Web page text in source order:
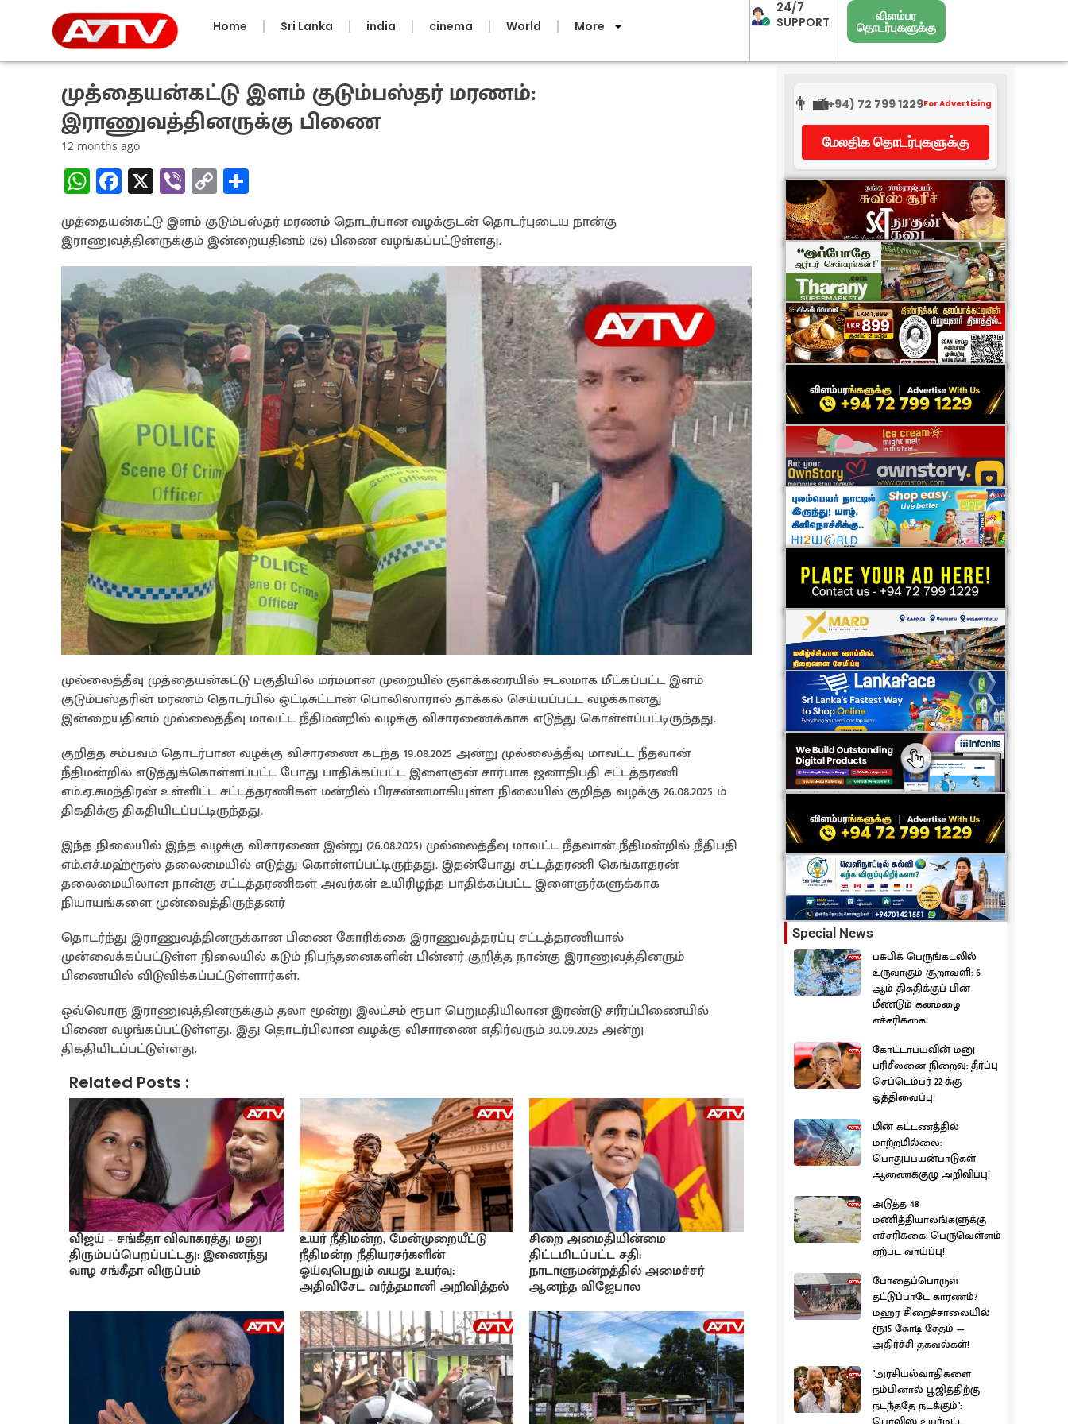
Home Sri Lanka india cinema World More
24/7
SUPPORT
விளம்பர
தொடர்புகளுக்கு
முத்தையன்கட்டு இளம் குடும்பஸ்தர் மரணம்:
இராணுவத்தினருக்கு பிணை
12 months ago
W
h
at
sA
p
p
Fa
ce
b
o
o
k
X Vi
b
er
C
o
py
Li
n
k
h
ar
e
முத்தையன்கட்டு இளம் குடும்பஸ்தர் மரணம் தொடர்பான வழக்குடன் தொடர்புடைய நான்கு
இராணுவத்தினருக்கும் இன்றையதினம் (26) பிணை வழங்கப்பட்டுள்ளது.
முல்லைத்தீவு முத்தையன்கட்டு பகுதியில் மர்மமான முறையில் குளக்கரையில் சடலமாக மீட்கப்பட்ட இளம்
குடும்பஸ்தரின் மரணம் தொடர்பில் ஒட்டிசுட்டான் பொலிஸாரால் தாக்கல் செய்யப்பட்ட வழக்கானது
இன்றையதினம் முல்லைத்தீவு மாவட்ட நீதிமன்றில் வழக்கு விசாரணைக்காக எடுத்து கொள்ளப்பட்டிருந்தது.
குறித்த சம்பவம் தொடர்பான வழக்கு விசாரணை கடந்த 19.08.2025 அன்று முல்லைத்தீவு மாவட்ட நீதவான்
நீதிமன்றில் எடுத்துக்கொள்ளப்பட்ட போது பாதிக்கப்பட்ட இளைஞன் சார்பாக ஜனாதிபதி சட்டத்தரணி
எம்.ஏ.சுமந்திரன் உள்ளிட்ட சட்டத்தரணிகள் மன்றில் பிரசன்னமாகியுள்ள நிலையில் குறித்த வழக்கு 26.08.2025 ம்
திகதிக்கு திகதியிடப்பட்டிருந்தது.
இந்த நிலையில் இந்த வழக்கு விசாரணை இன்று (26.08.2025) முல்லைத்தீவு மாவட்ட நீதவான் நீதிமன்றில் நீதிபதி
எம்.எச்.மஹ்ரூஸ் தலைமையில் எடுத்து கொள்ளப்பட்டிருந்தது. இதன்போது சட்டத்தரணி கெங்காதரன்
தலைமையிலான நான்கு சட்டத்தரணிகள் அவர்கள் உயிரிழந்த பாதிக்கப்பட்ட இளைஞர்களுக்காக
நியாயங்களை முன்வைத்திருந்தனர்
தொடர்ந்து இராணுவத்தினருக்கான பிணை கோரிக்கை இராணுவத்தரப்பு சட்டத்தரணியால்
முன்வைக்கப்பட்டுள்ள நிலையில் கடும் நிபந்தனைகளின் பின்னர் குறித்த நான்கு இராணுவத்தினரும்
பிணையில் விடுவிக்கப்பட்டுள்ளார்கள்.
ஒவ்வொரு இராணுவத்தினருக்கும் தலா மூன்று இலட்சம் ரூபா பெறுமதியிலான இரண்டு சரீரப்பிணையில்
பிணை வழங்கப்பட்டுள்ளது. இது தொடர்பிலான வழக்கு விசாரணை எதிர்வரும் 30.09.2025 அன்று
திகதியிடப்பட்டுள்ளது.
Related Posts :
விஜய் – சங்கீதா விவாகரத்து மனு
திரும்பப்பெறப்பட்டது: இணைந்து
வாழ சங்கீதா விருப்பம்
உயர் நீதிமன்ற, மேன்முறையீட்டு
நீதிமன்ற நீதியரசர்களின்
ஓய்வுபெறும் வயது உயர்வு:
அதிவிசேட வர்த்தமானி அறிவித்தல்
சிறை அமைதியின்மை
திட்டமிடப்பட்ட சதி:
நாடாளுமன்றத்தில் அமைச்சர்
ஆனந்த விஜேபால
👨‍💼(+94) 72 799 1229For Advertising
மேலதிக தொடர்புகளுக்கு
Special News
பசுபிக் பெருங்கடலில்
உருவாகும் சூறாவளி: 6-
ஆம் திகதிக்குப் பின்
மீண்டும் கனமழை
எச்சரிக்கை!
கோட்டாபயவின் மனு
பரிசீலனை நிறைவு: தீர்ப்பு
செப்டெம்பர் 22-க்கு
ஒத்திவைப்பு!
மின் கட்டணத்தில்
மாற்றமில்லை:
பொதுப்பயன்பாடுகள்
ஆணைக்குழு அறிவிப்பு!
அடுத்த 48
மணித்தியாலங்களுக்கு
எச்சரிக்கை: பெருவெள்ளம்
ஏற்பட வாய்ப்பு!
போதைப்பொருள்
தட்டுப்பாடே காரணம்?
மஹர சிறைச்சாலையில்
ரூ.15 கோடி சேதம் —
அதிர்ச்சி தகவல்கள்!
"அரசியல்வாதிகளை
நம்பினால் பூஜித்திற்கு
நடந்ததே நடக்கும்":